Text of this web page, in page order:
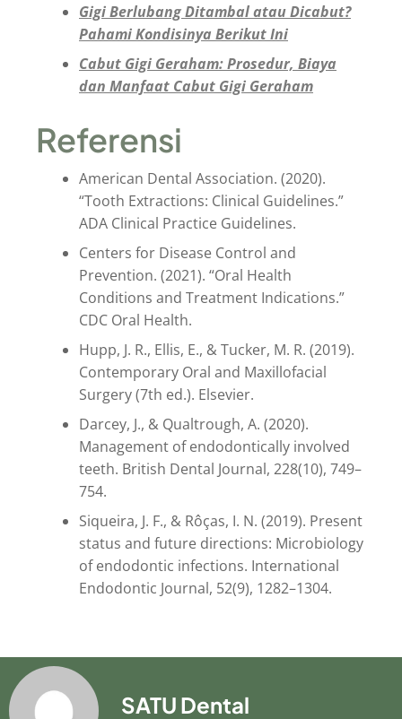
Gigi Berlubang Ditambal atau Dicabut?
Pahami Kondisinya Berikut Ini
Cabut Gigi Geraham: Prosedur, Biaya
dan Manfaat Cabut Gigi Geraham
Referensi
American Dental Association. (2020).
“Tooth Extractions: Clinical Guidelines.”
ADA Clinical Practice Guidelines.
Centers for Disease Control and
Prevention. (2021). “Oral Health
Conditions and Treatment Indications.”
CDC Oral Health.
Hupp, J. R., Ellis, E., & Tucker, M. R. (2019).
Contemporary Oral and Maxillofacial
Surgery (7th ed.). Elsevier.
Darcey, J., & Qualtrough, A. (2020).
Management of endodontically involved
teeth. British Dental Journal, 228(10), 749–
754.
Siqueira, J. F., & Rôças, I. N. (2019). Present
status and future directions: Microbiology
of endodontic infections. International
Endodontic Journal, 52(9), 1282–1304.
SATU Dental